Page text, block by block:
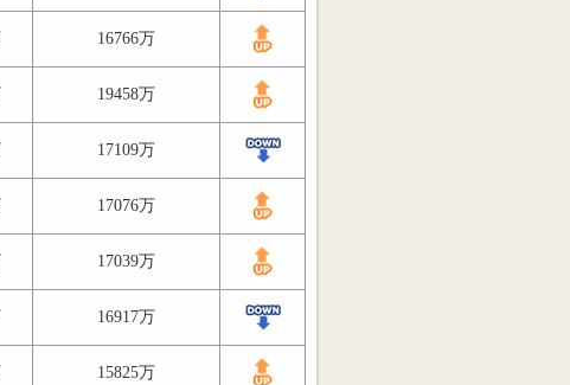
16766万
19458万
17109万
17076万
17039万
16917万
15825万